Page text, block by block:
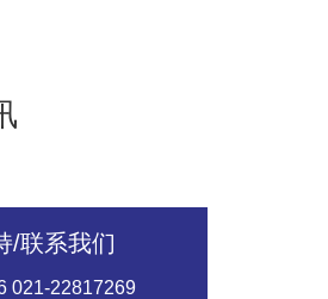
/联系我们
021-22817269